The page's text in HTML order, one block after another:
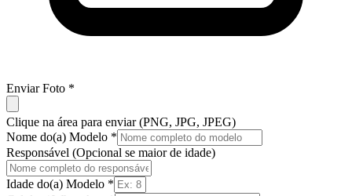
Enviar Foto *
Clique na área para enviar (PNG, JPG, JPEG)
Nome do(a) Modelo *
Responsável (Opcional se maior de idade)
Idade do(a) Modelo *